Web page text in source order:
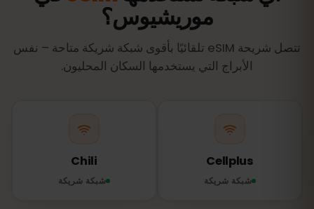
موريشيوس؟
تتصل شريحة eSIM تلقائيًا بأقوى شبكة شريكة متاحة – نفس
الأبراج التي يستخدمها السكان المحليون.
Cellplus
شبكة شريكة
Chili
شبكة شريكة